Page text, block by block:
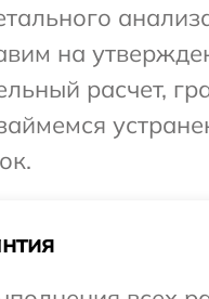
на
расчет,